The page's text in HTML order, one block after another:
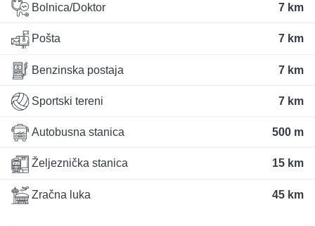
Bolnica/Doktor 7 km
Pošta 7 km
Benzinska postaja 7 km
Sportski tereni 7 km
Autobusna stanica 500 m
Željeznička stanica 15 km
Zračna luka 45 km